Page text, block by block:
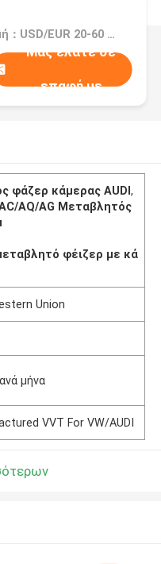
Τιμή：USD/EUR 20-60 per pcs
Μας ελάτε σε
επαφή με
φάζερ κάμερας AUDI,
AQ/AG Μεταβλητός
φέιζερ με κά
Union
μήνα
VVT For VW/AUDI